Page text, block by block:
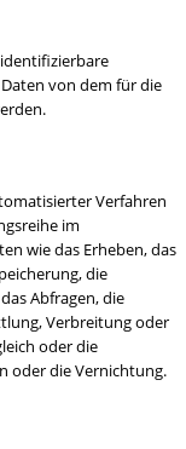
von dem für die
Verfahren
im
wie das Erheben, das
die
Abfragen, die
Verbreitung oder
oder die
oder die Vernichtung.